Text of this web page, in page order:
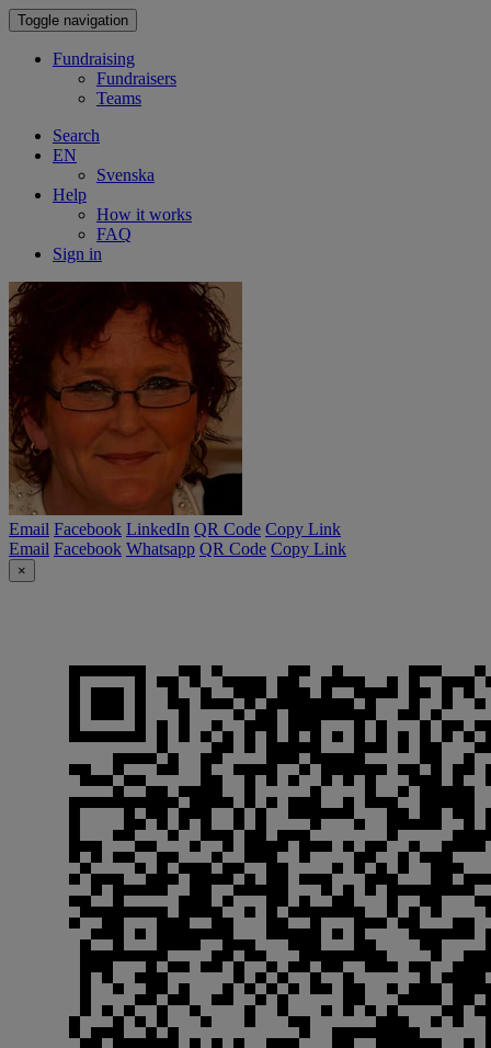
Toggle navigation
Fundraising
Fundraisers
Teams
Search
EN
Svenska
Help
How it works
FAQ
Sign in
Email Facebook LinkedIn QR Code Copy Link
Email Facebook Whatsapp QR Code Copy Link
×